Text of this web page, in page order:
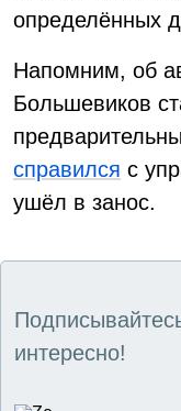
определённых
Напомним, об
Большевиков
справился с
ушёл в занос.
интересно!